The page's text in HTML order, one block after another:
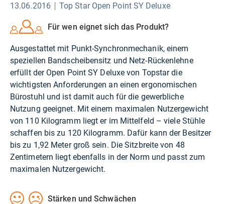
13.06.2016 Top Star Open Point SY Deluxe
Für wen eignet sich das Produkt?
Ausgestattet mit Punkt-Synchronmechanik, einem
speziellen Bandscheibensitz und Netz-Rückenlehne
erfüllt der Open Point SY Deluxe von Topstar die
wichtigsten Anforderungen an einen ergonomischen
Bürostuhl und ist damit auch für die gewerbliche
Nutzung geeignet. Mit einem maximalen Nutzergewicht
von 110 Kilogramm liegt er im Mittelfeld – viele Stühle
schaffen bis zu 120 Kilogramm. Dafür kann der Besitzer
bis zu 1,92 Meter groß sein. Die Sitzbreite von 48
Zentimetern liegt ebenfalls in der Norm und passt zum
maximalen Nutzergewicht.
Stärken und Schwächen